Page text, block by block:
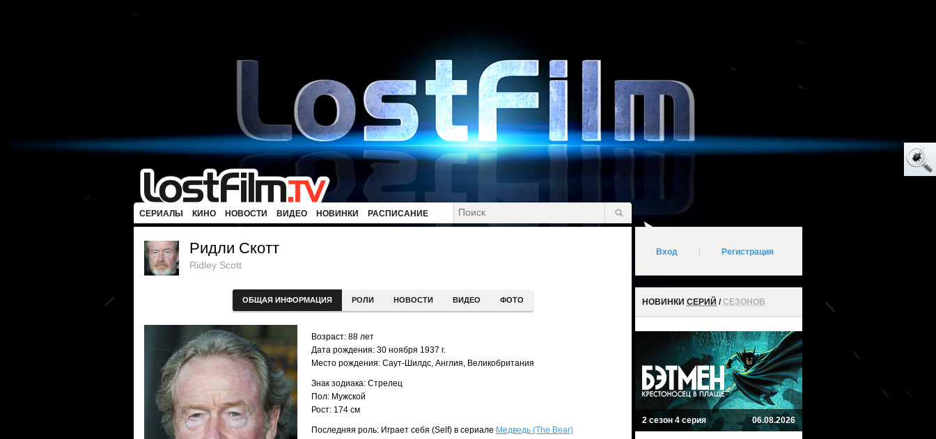
СЕРИАЛЫ КИНО НОВОСТИ ВИДЕО НОВИНКИ РАСПИСАНИЕ
Ридли Скотт
Ridley Scott
ОБЩАЯ ИНФОРМАЦИЯ РОЛИ НОВОСТИ ВИДЕО ФОТО
Возраст: 88 лет
Дата рождения: 30 ноября 1937 г.
Место рождения: Саут-Шилдс, Англия, Великобритания
Знак зодиака: Стрелец
Пол: Мужской
Рост: 174 см
Последняя роль: Играет себя (Self) в сериале Медведь (The Bear)
Вход Регистрация
НОВИНКИ СЕРИЙ /СЕЗОНОВ
2 сезон 4 серия 06.08.2026